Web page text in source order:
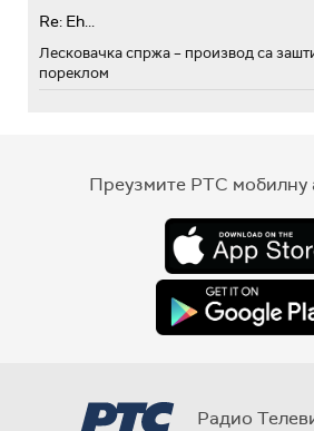
Re: Eh...
Лесковачка спржа – производ са
пореклом
Преузмите РТС мобилну
Радио